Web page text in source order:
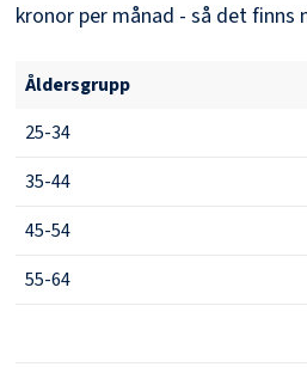
kronor per månad - så det
Åldersgrupp
25-34
35-44
45-54
55-64